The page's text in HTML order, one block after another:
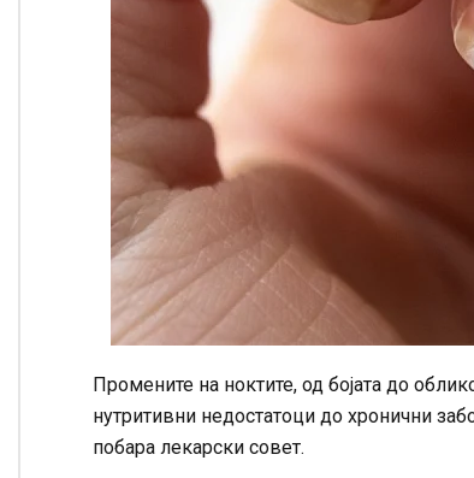
Промените на ноктите, од бојата до
нутритивни недостатоци до хронични
побара лекарски совет.